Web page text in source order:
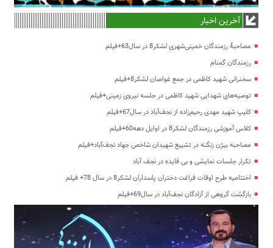
آخرین اخبار
مصاحبۀ رزمندگان خمینی‌شهری لشکر8 در سال63+فیلم
رزمندگان گمنام
سخنرانی شهید کاظمی در جمع غواصان لشکر8+فیلم
توصیه‌های شهدایی شهید کاظمی در جلسه نیروی زمینی+فیلم
کلیپ شهید مهدی رحیم‌زاده از نجف‌آباد در سال67+فیلم
کلاس آموزشی رزمندگان لشکر8 در اوایل دهه60+فیلم
مصاحبه بیژن زنگنه در تشییع شهیدان شاخص جهاد نجف‌آباد+فیلم
تکرار جلسات نمایشی و بی فایده در نجف آباد
اختتامیه طرح اوقات فراغت دختران پاسداران لشکر8 در سال 78+ فیلم
بازگشت گروهی از آزادگان نجف‌آباد در سال69+فیلم